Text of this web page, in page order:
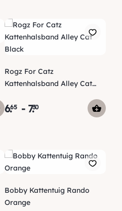
Rogz For Catz
Kattenhalsband Alley Cat
6.65 - 7.30
Bobby Kattentuig Rando
Orange